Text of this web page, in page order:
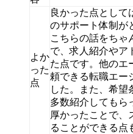
よか
った
点
良かった点として
のサポート体制が
こちらの話をちゃ
で、求人紹介やア
た点です。他のエ
頼できる転職エー
した。また、希望
多数紹介してもら
厚かったことで、
ることができる点